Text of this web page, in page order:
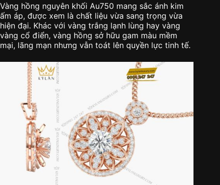
Vàng hồng nguyên khối Au750 mang sắc ánh kim
ấm áp, được xem là chất liệu vừa sang trọng vừa
hiện đại. Khác với vàng trắng lạnh lùng hay vàng
vàng cổ điển, vàng hồng sở hữu gam màu mềm
mại, lãng mạn nhưng vẫn toát lên quyền lực tinh tế.